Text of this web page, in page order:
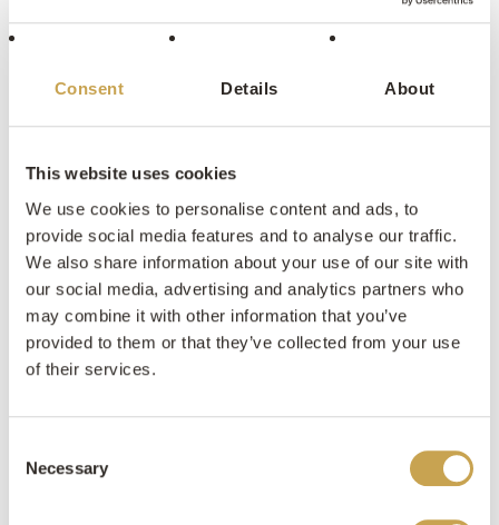
Consent Details About
This website uses cookies
We use cookies to personalise content and ads, to
provide social media features and to analyse our traffic.
We also share information about your use of our site with
our social media, advertising and analytics partners who
may combine it with other information that you’ve
provided to them or that they’ve collected from your use
of their services.
Selection
Necessary
PROJECTEN VAN